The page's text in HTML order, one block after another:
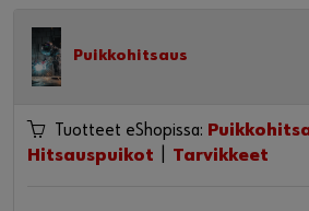
Puikkohitsaus
Tuotteet eShopissa:
Hitsauspuikot
Tarvikkeet